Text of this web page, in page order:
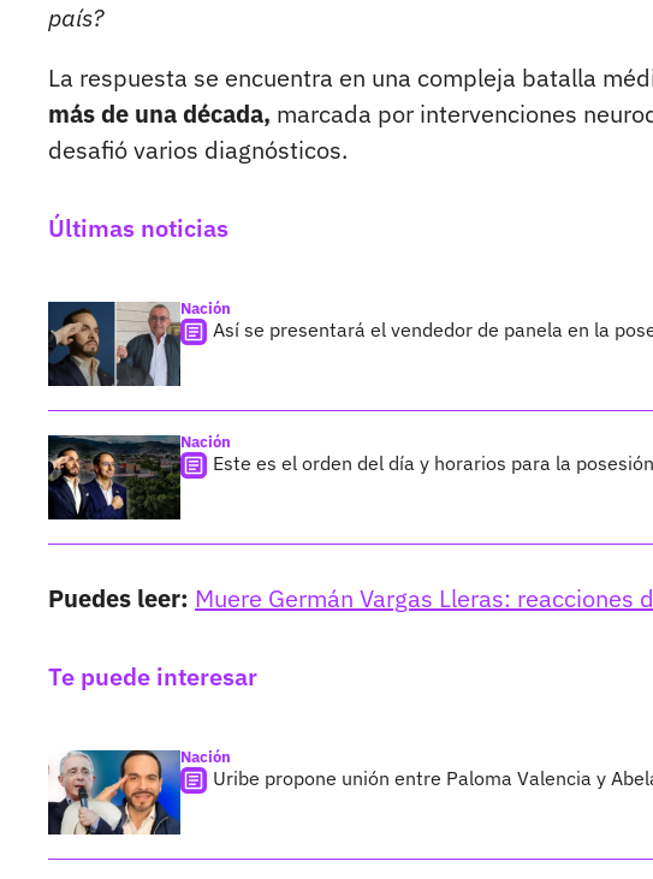
país?
La respuesta se encuentra en una compleja batalla
más de una década, marcada por intervenciones
desafió varios diagnósticos.
Últimas noticias
Nación
Así se presentará el vendedor de panela en la
Nación
Este es el orden del día y horarios para la
Puedes leer: Muere Germán Vargas Lleras: reacciones
Te puede interesar
Nación
Uribe propone unión entre Paloma Valencia y